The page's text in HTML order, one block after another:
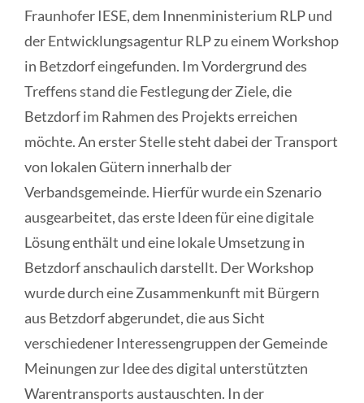
Fraunhofer IESE, dem Innenministerium RLP und
der Entwicklungsagentur RLP zu einem Workshop
in Betzdorf eingefunden. Im Vordergrund des
Treffens stand die Festlegung der Ziele, die
Betzdorf im Rahmen des Projekts erreichen
möchte. An erster Stelle steht dabei der Transport
von lokalen Gütern innerhalb der
Verbandsgemeinde. Hierfür wurde ein Szenario
ausgearbeitet, das erste Ideen für eine digitale
Lösung enthält und eine lokale Umsetzung in
Betzdorf anschaulich darstellt. Der Workshop
wurde durch eine Zusammenkunft mit Bürgern
aus Betzdorf abgerundet, die aus Sicht
verschiedener Interessengruppen der Gemeinde
Meinungen zur Idee des digital unterstützten
Warentransports austauschten. In der